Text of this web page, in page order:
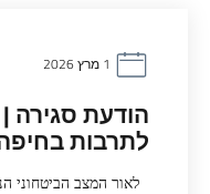
הודעת סגירה
לתרבות
לאור המצב הביטחוני